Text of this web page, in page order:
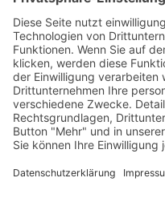
Alle Ergebnisse:
Nennungsliste
Gesamtergebnis Zeittraining
Startaufstellung
Ergebnis Rennen
Impressum